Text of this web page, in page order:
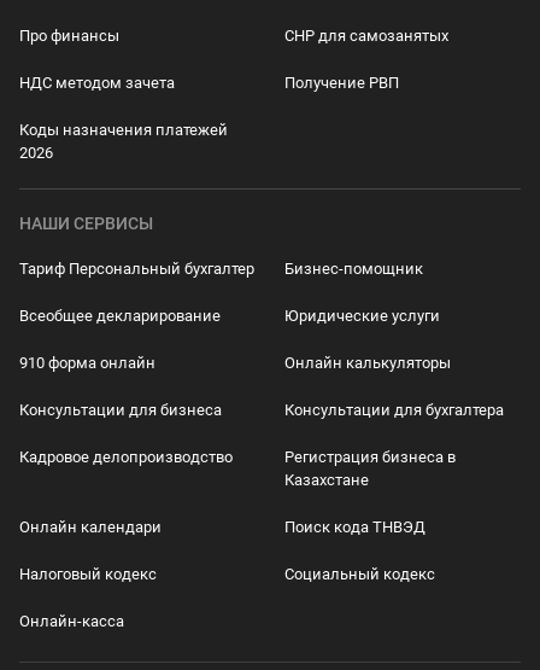
Про финансы СНР для самозанятых
НДС методом зачета Получение РВП
Коды назначения платежей
2026
НАШИ СЕРВИСЫ
Тариф Персональный бухгалтер Бизнес-помощник
Всеобщее декларирование Юридические услуги
910 форма онлайн Онлайн калькуляторы
Консультации для бизнеса Консультации для бухгалтера
Кадровое делопроизводство
Регистрация бизнеса в
Казахстане
Онлайн календари Поиск кода ТНВЭД
Налоговый кодекс Социальный кодекс
Онлайн-касса